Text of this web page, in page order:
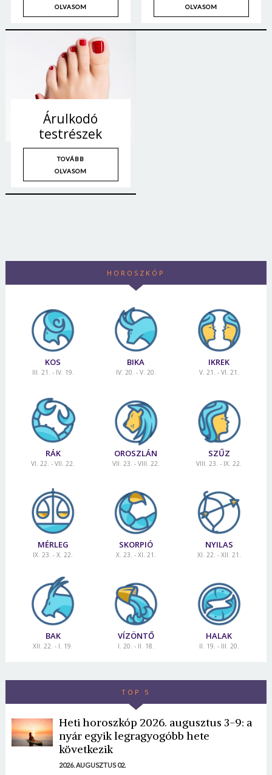
OLVASOM OLVASOM
Árulkodó
testrészek
TOVÁBB
OLVASOM
HOROSZKÓP
KOS
III. 21. - IV. 19.
BIKA
IV. 20. - V. 20.
IKREK
V. 21. - VI. 21.
RÁK
VI. 22. - VII. 22.
OROSZLÁN
VII. 23. - VIII. 22.
SZŰZ
VIII. 23. - IX. 22.
MÉRLEG
IX. 23. - X. 22.
SKORPIÓ
X. 23. - XI. 21.
NYILAS
XI. 22. - XII. 21.
BAK
XII. 22. - I. 19.
VÍZÖNTŐ
I. 20. - II. 18.
HALAK
II. 19. - III. 20.
TOP 5
Heti horoszkóp 2026. augusztus 3-9: a
nyár egyik legragyogóbb hete
következik
2026. AUGUSZTUS 02.
Mégse